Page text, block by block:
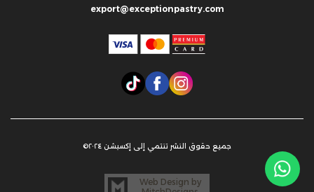
export@exceptionpastry.com
جميع حقوق النشر تنتمي إلى إكسبشن ٢٠٢٤©
Web Design by